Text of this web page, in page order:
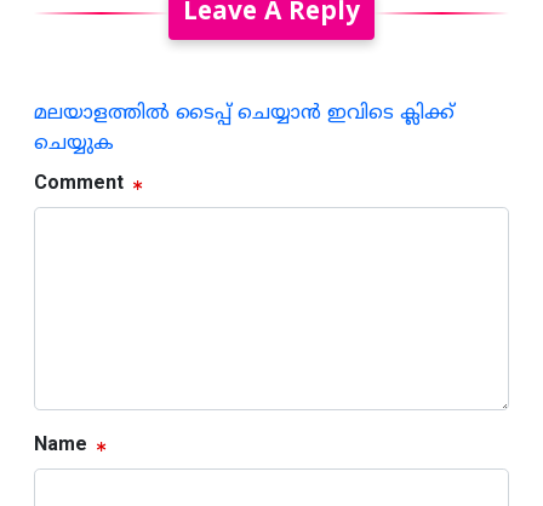
Leave A Reply
മലയാളത്തില്‍ ടൈപ്പ് ചെയ്യാന്‍ ഇവിടെ ക്ലിക്ക്
ചെയ്യുക
Comment
Name